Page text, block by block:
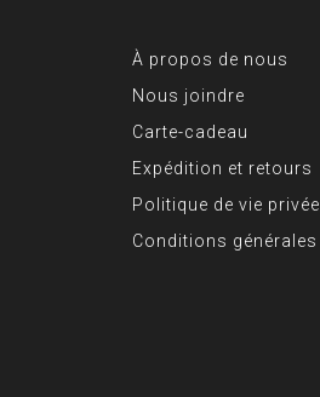
À propos de nous
Nous joindre
Carte-cadeau
Expédition et retours
Politique de vie privée
Conditions générales